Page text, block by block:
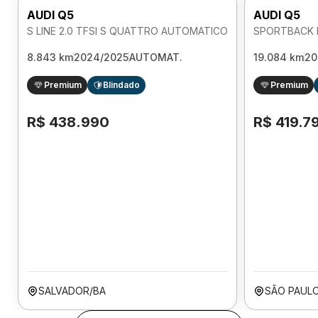
AUDI Q5
S LINE 2.0 TFSI S QUATTRO AUTOMATICO
8.843 km2024/2025AUTOMAT.
Premium Blindado
R$ 438.990
SALVADOR/BA
AUDI Q5
19.084 km
Premium
R$
SÃO